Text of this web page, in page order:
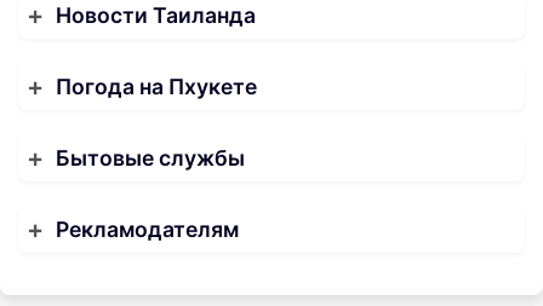
Новости Таиланда
Погода на Пхукете
Бытовые службы
Рекламодателям